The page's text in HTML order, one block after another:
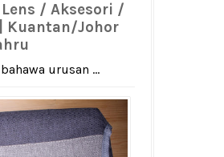
/ Aksesori /
Kuantan/Johor
urusan ...